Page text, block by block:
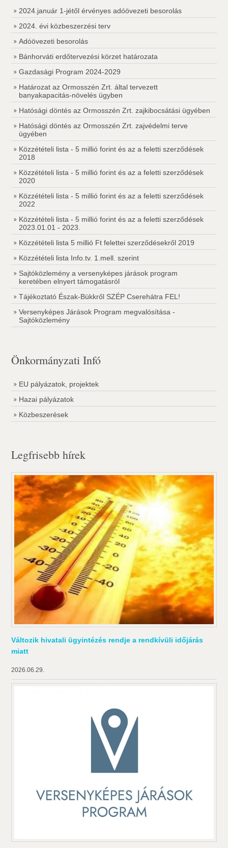
2024.január 1-jétől érvényes adóövezeti besorolás
2024. évi közbeszerzési terv
Adóövezeti besorolás
Bánhorváti erdőtervezési körzet határozata
Gazdasági Program 2024-2029
Határozat az Ormosszén Zrt. által tervezett
banyakapacitás-növelés ügyben
Hatósági döntés az Ormosszén Zrt. zajkibocsátási ügyében
Hatósági döntés az Ormosszén Zrt. zajvédelmi terve
ügyében
Közzétételi lista - 5 millió forint és az a feletti szerződések
2018
Közzétételi lista - 5 millió forint és az a feletti szerződések
2020
Közzétételi lista - 5 millió forint és az a feletti szerződések
2022
Közzétételi lista - 5 millió forint és az a feletti szerződések
2023.01.01 - 2023.
Közzétételi lista 5 millió Ft felettei szerződésekről 2019
Közzétételi lista Info.tv. 1.mell. szerint
Sajtóközlemény a versenyképes járások program
keretében elnyert támogatásról
Tájékoztató Észak-Bükkről SZÉP Cserehátra FEL!
Versenyképes Járások Program megvalósítása -
Sajtóközlemény
Önkormányzati Infó
EU pályázatok, projektek
Hazai pályázatok
Közbeszerések
Legfrisebb hírek
Változik hivatali ügyintézés rendje a rendkívüli időjárás
miatt
2026.06.29.